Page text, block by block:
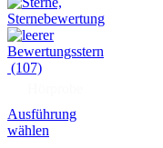
(107)
Ausführung
wählen